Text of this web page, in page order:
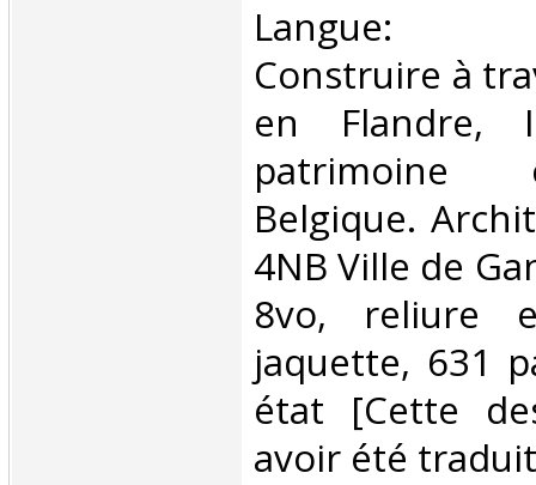
‎Langue:
Construire à
en Flandre,
patrimoine
Belgique.
4NB Ville de
8vo, reliure
jaquette, 631
état [Cette
avoir été